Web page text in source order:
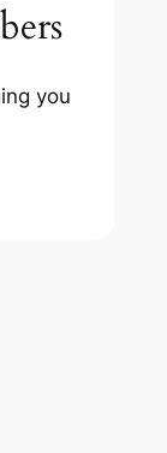
you